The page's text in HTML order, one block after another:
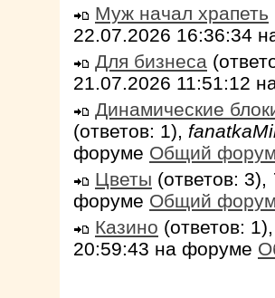
Муж начал храпеть
22.07.2026 16:36:34
Для бизнеса
21.07.2026 11:51:12
Динамические
(ответов: 1),
форуме Общий
Цветы (ответов: 3),
форуме Общий
Казино (ответов:
20:59:43 на форуме